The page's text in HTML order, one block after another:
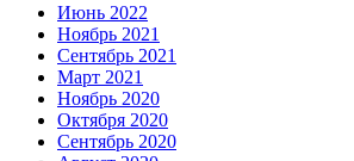
Июнь 2022
Ноябрь 2021
Сентябрь 2021
Март 2021
Ноябрь 2020
Октября 2020
Сентябрь 2020